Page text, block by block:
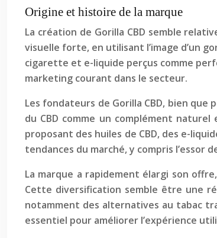
Origine et histoire de la marque
La création de Gorilla CBD semble
visuelle forte, en utilisant l’image d’un
cigarette et e-liquide perçus comme
marketing courant dans le secteur.
Les fondateurs de Gorilla CBD, bien
du CBD comme un complément
proposant des huiles de CBD, des e-
tendances du marché, y compris l’essor
La marque a rapidement élargi son
Cette diversification semble être une
notamment des alternatives au tabac
essentiel pour améliorer l’expérience